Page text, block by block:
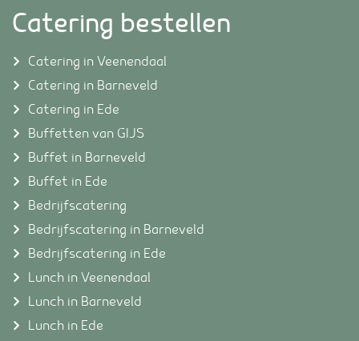
Catering bestellen
Catering in Veenendaal
Catering in Barneveld
Catering in Ede
Buffetten van GIJS
Buffet in Barneveld
Buffet in Ede
Bedrijfscatering
Bedrijfscatering in Barneveld
Bedrijfscatering in Ede
Lunch in Veenendaal
Lunch in Barneveld
Lunch in Ede